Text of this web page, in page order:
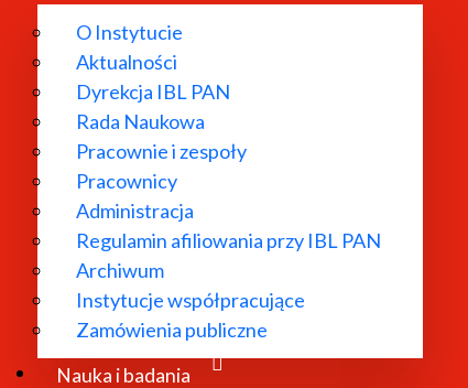
O Instytucie
Aktualności
Dyrekcja IBL PAN
Rada Naukowa
Pracownie i zespoły
Pracownicy
Administracja
Regulamin afiliowania przy IBL PAN
Archiwum
Instytucje współpracujące
Zamówienia publiczne
Nauka i badania